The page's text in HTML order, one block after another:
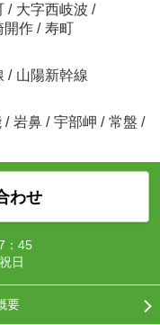
/ 大字西岐波 /
開作 / 寿町
/ 山陽新幹線
/ 岩鼻 / 宇部岬 / 常盤 /
わせ
：45
日
要